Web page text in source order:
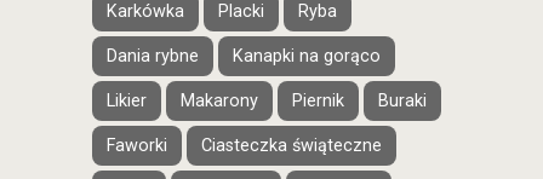
Karkówka Placki Ryba
Dania rybne Kanapki na gorąco
Likier Makarony Piernik Buraki
Faworki Ciasteczka świąteczne